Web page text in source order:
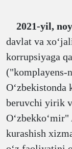
2021-yil,
davlat va
korrupsiyaga
("komplayens-
beruvchi yirik
kurashish